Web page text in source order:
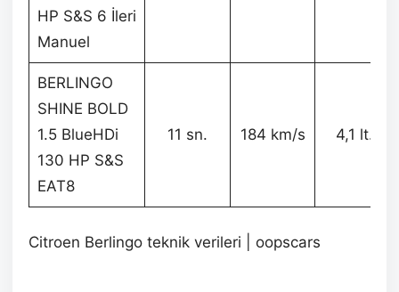
HP S&S 6 İleri
Manuel
BERLINGO
SHINE BOLD
1.5 BlueHDi
130 HP S&S
EAT8
11 sn. 184 km/s 4,1 lt.
Citroen Berlingo teknik verileri | oopscars